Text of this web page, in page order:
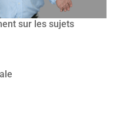
sur les sujets